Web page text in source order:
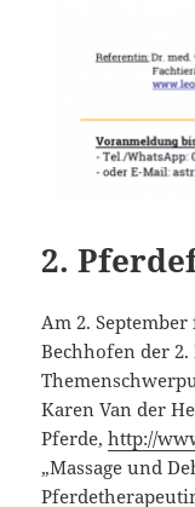
2.
Am 2.
Bechhofen der 2.
Karen Van der
Pferde,http://
„Massage und